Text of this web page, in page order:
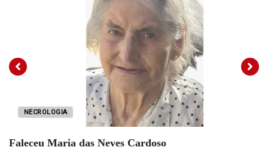
NECROLOGIA
Faleceu Maria das Neves Cardoso